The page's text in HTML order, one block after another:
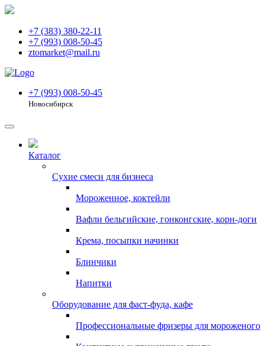
+7 (383) 380-22-11
+7 (993) 008-50-45
ztomarket@mail.ru
+7 (993) 008-50-45
Новосибирск
Каталог
Сухие смеси для бизнеса
Мороженное, коктейли
Вафли бельгийские, гонконгские, корн-доги
Крема, посыпки начинки
Блинчики
Напитки
Оборудование для фаст-фуда, кафе
Профессиональные фризеры для мороженого